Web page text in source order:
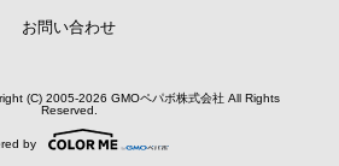
お問い合わせ
(C) 2005-2026 GMOペパボ株式会社 All Rights
Reserved.
by